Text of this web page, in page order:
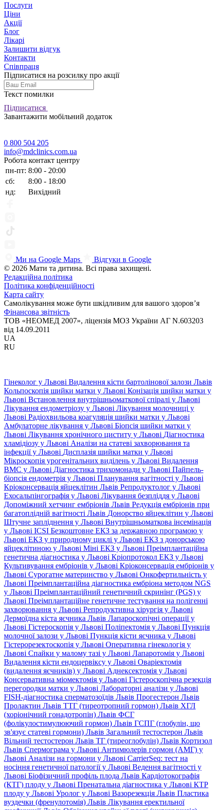
Послуги
Ціни
Акції
Блог
Лікарі
Залишити відгук
Контакти
Співпраця
Підписатися на розсилку про акції
Текст помилки
Підписатися
Завантажити мобільний додаток
0 800 504 205
info@mdclinics.com.ua
Робота контакт центру
пн-пт: 8:00 - 20:00
сб:
8:00 - 18:00
нд:
Вихідний
Ми на Google Maps
Відгуки в Google
© 2026 Мати та дитина. Всі права захищені.
Редакційна політика
Політика конфіденційності
Карта сайту
Самолікування може бути шкідливим для вашого здоров’я
Фінансова звітність
ТОВ «НЕОМЕД 2007», ліцензія МОЗ України АГ N.603203
від 14.09.2011
UA
RU
Гінеколог у Львові Видалення кісти бартолінової залози Львів
Кольпоскопія шийки матки у Львові Конізація шийки матки у
Львові Встановлення внутрішньоматкової спіралі у Львові
Лікування ендометріозу у Львові Лікування молочниці у
Львові Радіохвильова коагуляція шийки матки у Львові
Амбулаторне лікування у Львові Біопсія шийки матки у
Львові Лікування хронічного циститу у Львові Діагностика
хламідіозу у Львові Аналізи на статеві захворювання та
інфекції у Львові Дисплазія шийки матки у Львові
Мікроскопія урогенітальних виділень у Львові Видалення
ВМС у Львові Діагностика трихомонади у Львові Пайпель-
біопсія ендометрія у Львові Планування вагітності у Львові
Кріоконсервація яйцеклітин Львів Репродуктолог у Львові
Ехосальпінгографія у Львові Лікування безпліддя у Львові
Допоміжний хетчинг ембріонів Львів Редукція ембріонів при
багатоплідній вагітності Львів Донорство яйцеклітин у Львові
Штучне запліднення у Львові Внутрішньоматкова інсемінація
у Львові ICSI Безкоштовне ЕКЗ за державною програмою у
Львові ЕКЗ у природному циклі у Львові ЕКЗ з донорською
яйцеклітиною у Львові Міні ЕКЗ у Львові Преімплантаційна
генетична діагностика у Львові Кріопротокол ЕКЗ у Львові
Культивування ембріонів у Львові Кріоконсервація ембріонів у
Львові Сурогатне материнство у Львові Онкофертильність у
Львові Преімплантаційна діагностика ембріона методом NGS
у Львові Преімплантаційний генетичний скринінг (PGS) у
Львові Преімплантаційне генетичне тестування на полігенні
захворювання у Львові Репродуктивна хірургія у Львові
Дермоїдна кіста яєчника Львів Лапароскопічні операції у
Львові Гістероскопія у Львові Поліпектомія у Львові Пункція
молочної залози у Львові Пункція кісти яєчника у Львові
Гістерорезектоскопія у Львові Оперативна гінекологія у
Львові Спайки у малому тазі у Львові Лапаротомія у Львові
Видалення кісти ендоцервіксу у Львові Оваріектомія
(видалення яєчників) у Львові Аднексектомія у Львові
Консервативна міомектомія у Львові Гістероскопічна резекція
перегородки матки у Львові Лабораторні аналізи у Львові
FISH-діагностика сперматозоїдів Львів Прогестерон Львів
Пролактин Львів ТТГ (тиреотропний гормон) Львів ХГЛ
(хоріонічний гонадотропін) Львів ФСГ
(фолікулостимулюючий гормон) Львів ГСПГ (глобулін, що
зв'язує статеві гормони) Львів Загальний тестостерон Львів
Вільний тестостерон Львів ТГ (тиреоглобулін) Львів Кортизол
Львів Спермограма у Львові Антимюлерів гормон (АМГ) у
Львові Аналізи на гормони у Львові CarrierSeq: тест на
носіння генетичної патології у Львові Ведення вагітності у
Львові Біофізичний профіль плода Львів Кардіотокографія
(КТГ) плоду у Львові Пренатальна діагностика у Львові КТР
плоду у Львові Уролог у Львові Вазорезекція Львів Пластика
вуздечки (френулотомія) Львів Лікування еректильної